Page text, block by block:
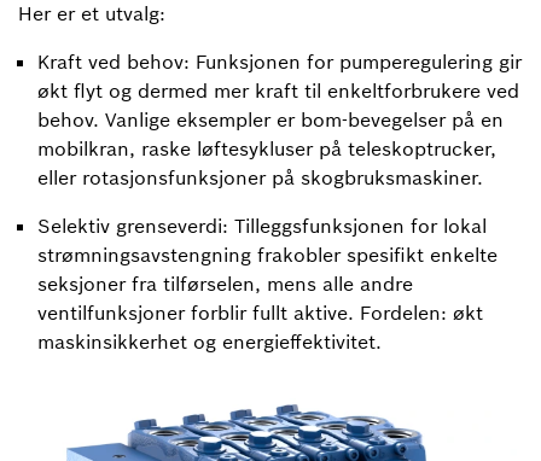
Her er et utvalg:
Kraft ved behov: Funksjonen for pumperegulering gir
økt flyt og dermed mer kraft til enkeltforbrukere ved
behov. Vanlige eksempler er bom-bevegelser på en
mobilkran, raske løftesykluser på teleskoptrucker,
eller rotasjonsfunksjoner på skogbruksmaskiner.
Selektiv grenseverdi: Tilleggsfunksjonen for lokal
strømningsavstengning frakobler spesifikt enkelte
seksjoner fra tilførselen, mens alle andre
ventilfunksjoner forblir fullt aktive. Fordelen: økt
maskinsikkerhet og energieffektivitet.